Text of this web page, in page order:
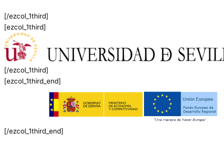
[/ezcol_1third]
[ezcol_1third]
[/ezcol_1third]
[ezcol_1third_end]
[/ezcol_1third_end]